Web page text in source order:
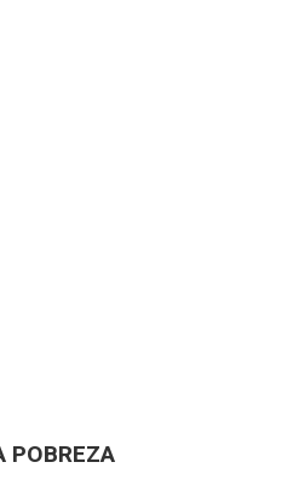
POBREZA